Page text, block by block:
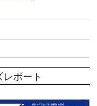
ポート